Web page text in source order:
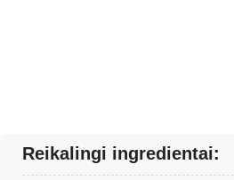
Reikalingi ingredientai: